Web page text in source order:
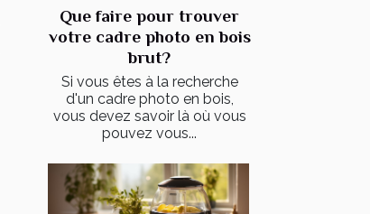
Que faire pour trouver
votre cadre photo en bois
brut?
Si vous êtes à la recherche
d'un cadre photo en bois,
vous devez savoir là où vous
pouvez vous...